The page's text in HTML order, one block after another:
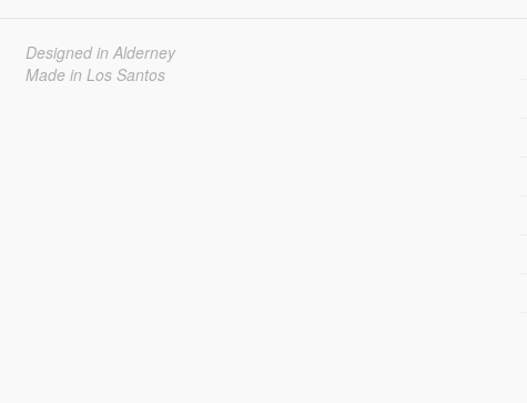
Designed in Alderney
Made in Los Santos